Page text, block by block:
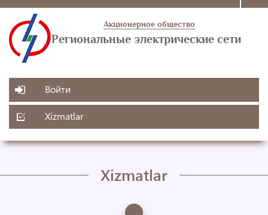
Акционерное общество
Региональные электрические сети
Войти
Xizmatlar
Xizmatlar